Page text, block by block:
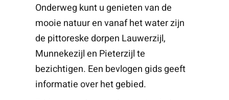
Onderweg kunt u genieten van de
mooie natuur en vanaf het water zijn
de pittoreske dorpen Lauwerzijl,
Munnekezijl en Pieterzijl te
bezichtigen. Een bevlogen gids geeft
informatie over het gebied.